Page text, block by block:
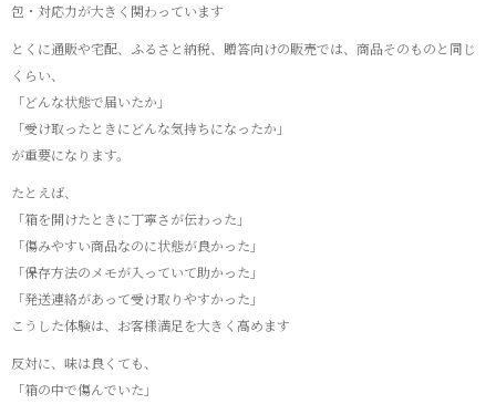
包・対応力が大きく関わっています
とくに通販や宅配、ふるさと納税、贈答向けの販売では、商品そのものと同じ
くらい、
「どんな状態で届いたか」
「受け取ったときにどんな気持ちになったか」
が重要になります。
たとえば、
「箱を開けたときに丁寧さが伝わった」
「傷みやすい商品なのに状態が良かった」
「保存方法のメモが入っていて助かった」
「発送連絡があって受け取りやすかった」
こうした体験は、お客様満足を大きく高めます
反対に、味は良くても、
「箱の中で傷んでいた」